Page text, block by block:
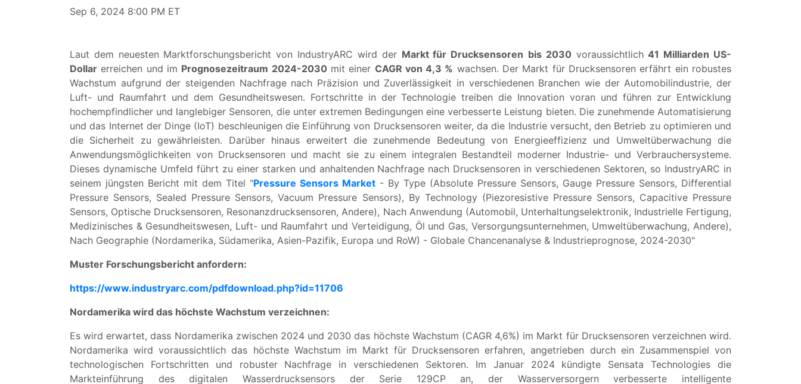
Sep 6, 2024 8:00 PM ET
Laut dem neuesten Marktforschungsbericht von IndustryARC wird der Markt für Drucksensoren bis 2030voraussichtlich41 Milliarden US-
Dollar erreichen und im Prognosezeitraum 2024-2030mit einer CAGR von 4,3 % wachsen. Der Markt für Drucksensoren erfährt ein robustes
Wachstum aufgrund der steigenden Nachfrage nach Präzision und Zuverlässigkeit in verschiedenen Branchen wie der Automobilindustrie, der
Luft- und Raumfahrt und dem Gesundheitswesen. Fortschritte in der Technologie treiben die Innovation voran und führen zur Entwicklung
hochempfindlicher und langlebiger Sensoren, die unter extremen Bedingungen eine verbesserte Leistung bieten. Die zunehmende Automatisierung
und das Internet der Dinge (IoT) beschleunigen die Einführung von Drucksensoren weiter, da die Industrie versucht, den Betrieb zu optimieren und
die Sicherheit zu gewährleisten. Darüber hinaus erweitert die zunehmende Bedeutung von Energieeffizienz und Umweltüberwachung die
Anwendungsmöglichkeiten von Drucksensoren und macht sie zu einem integralen Bestandteil moderner Industrie- und Verbrauchersysteme.
Dieses dynamische Umfeld führt zu einer starken und anhaltenden Nachfrage nach Drucksensoren in verschiedenen Sektoren, so IndustryARC in
seinem jüngsten Bericht mit dem Titel "Pressure Sensors Market - By Type (Absolute Pressure Sensors, Gauge Pressure Sensors, Differential
Pressure Sensors, Sealed Pressure Sensors, Vacuum Pressure Sensors), By Technology (Piezoresistive Pressure Sensors, Capacitive Pressure
Sensors, Optische Drucksensoren, Resonanzdrucksensoren, Andere), Nach Anwendung (Automobil, Unterhaltungselektronik, Industrielle Fertigung,
Medizinisches & Gesundheitswesen, Luft- und Raumfahrt und Verteidigung, Öl und Gas, Versorgungsunternehmen, Umweltüberwachung, Andere),
Nach Geographie (Nordamerika, Südamerika, Asien-Pazifik, Europa und RoW) - Globale Chancenanalyse & Industrieprognose, 2024-2030"
Muster Forschungsbericht anfordern:
https://www.industryarc.com/pdfdownload.php?id=11706
Nordamerika wird das höchste Wachstum verzeichnen:
Es wird erwartet, dass Nordamerika zwischen 2024 und 2030 das höchste Wachstum (CAGR 4,6%) im Markt für Drucksensoren verzeichnen wird.
Nordamerika wird voraussichtlich das höchste Wachstum im Markt für Drucksensoren erfahren, angetrieben durch ein Zusammenspiel von
technologischen Fortschritten und robuster Nachfrage in verschiedenen Sektoren. Im Januar 2024 kündigte Sensata Technologies die
Markteinführung des digitalen Wasserdrucksensors der Serie 129CP an, der Wasserversorgern verbesserte intelligente